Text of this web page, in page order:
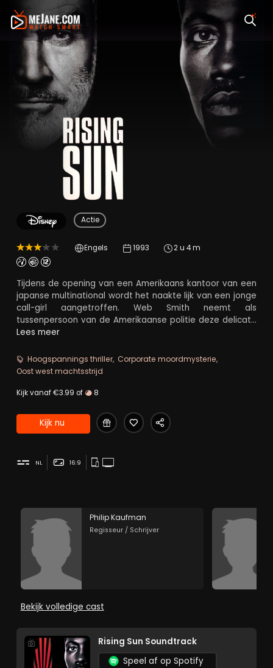
Rising Sun
Actie
Engels 1993 2 u 4 m
Tijdens de opening van een Amerikaans kantoor van een
japanse multinational wordt het naakte lijk van een jonge
call-girl aangetroffen. Web Smith neemt als
tussenpersoon van de Amerikaanse politie deze delicate
zaak in handen. Hij krijgt hulp van John Connor, kenner van
Lees meer
Hoogspannings thriller Corporate moordmysterie
Oost west machtsstrijd
Kijk vanaf €3.99 of 8
Kijk nu
NL 16:9
Philip Kaufman
Regisseur / Schrijver
Bekijk volledige cast
Rising Sun Soundtrack
Speel af op Spotify